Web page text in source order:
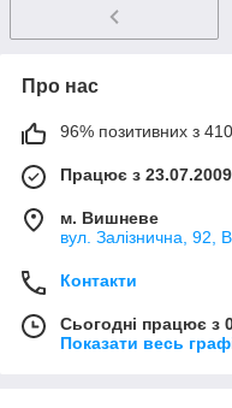
Про нас
96% позитивних з 410
Працює з 23.07.2009
м. Вишневе
вул. Залізнична, 92,
Контакти
Сьогодні працює з
Показати весь